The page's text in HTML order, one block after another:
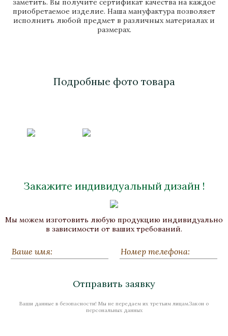
заметить. Вы получите сертификат качества на каждое
приобретаемое изделие. Наша мануфактура позволяет
исполнить любой предмет в различных материалах и
размерах.
Подробные фото товара
Закажите индивидуальный дизайн !
Мы можем изготовить любую продукцию индивидуально
в зависимости от ваших требований.
Отправить заявку
Ваши данные в безопасности! Мы не передаем их третьим лицам.Закон о
персональных данных